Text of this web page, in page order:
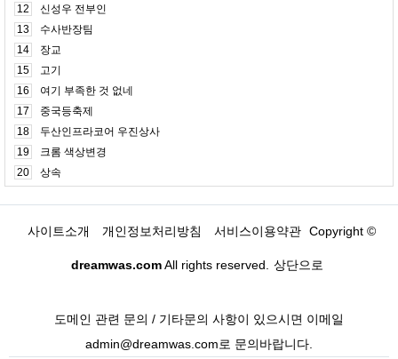
12
신성우 전부인
13
수사반장팀
14
장교
15
고기
16
여기 부족한 것 없네
17
중국등축제
18
두산인프라코어 우진상사
19
크롬 색상변경
20
상속
사이트소개 개인정보처리방침 서비스이용약관 Copyright ©
dreamwas.comAll rights reserved. 상단으로
도메인 관련 문의 / 기타문의 사항이 있으시면 이메일
admin@dreamwas.com로 문의바랍니다.